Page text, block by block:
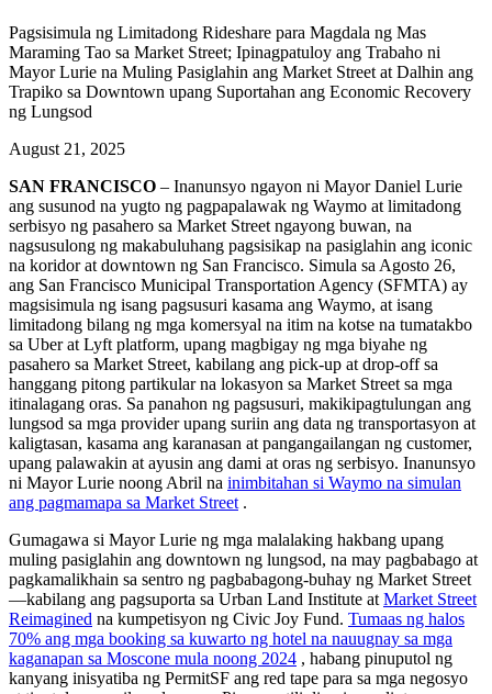
Pagsisimula ng Limitadong Rideshare para Magdala ng Mas
Maraming Tao sa Market Street; Ipinagpatuloy ang Trabaho ni
Mayor Lurie na Muling Pasiglahin ang Market Street at Dalhin ang
Trapiko sa Downtown upang Suportahan ang Economic Recovery
ng Lungsod
August 21, 2025
SAN FRANCISCO – Inanunsyo ngayon ni Mayor Daniel Lurie
ang susunod na yugto ng pagpapalawak ng Waymo at limitadong
serbisyo ng pasahero sa Market Street ngayong buwan, na
nagsusulong ng makabuluhang pagsisikap na pasiglahin ang iconic
na koridor at downtown ng San Francisco. Simula sa Agosto 26,
ang San Francisco Municipal Transportation Agency (SFMTA) ay
magsisimula ng isang pagsusuri kasama ang Waymo, at isang
limitadong bilang ng mga komersyal na itim na kotse na tumatakbo
sa Uber at Lyft platform, upang magbigay ng mga biyahe ng
pasahero sa Market Street, kabilang ang pick-up at drop-off sa
hanggang pitong partikular na lokasyon sa Market Street sa mga
itinalagang oras. Sa panahon ng pagsusuri, makikipagtulungan ang
lungsod sa mga provider upang suriin ang data ng transportasyon at
kaligtasan, kasama ang karanasan at pangangailangan ng customer,
upang palawakin at ayusin ang dami at oras ng serbisyo. Inanunsyo
ni Mayor Lurie noong Abril na inimbitahan si Waymo na simulan
ang pagmamapa sa Market Street .
Gumagawa si Mayor Lurie ng mga malalaking hakbang upang
muling pasiglahin ang downtown ng lungsod, na may pagbabago at
pagkamalikhain sa sentro ng pagbabagong-buhay ng Market Street
—kabilang ang pagsuporta sa Urban Land Institute at Market Street
Reimagined na kumpetisyon ng Civic Joy Fund. Tumaas ng halos
70% ang mga booking sa kuwarto ng hotel na nauugnay sa mga
kaganapan sa Moscone mula noong 2024 , habang pinuputol ng
kanyang inisyatiba ng PermitSF ang red tape para sa mga negosyo